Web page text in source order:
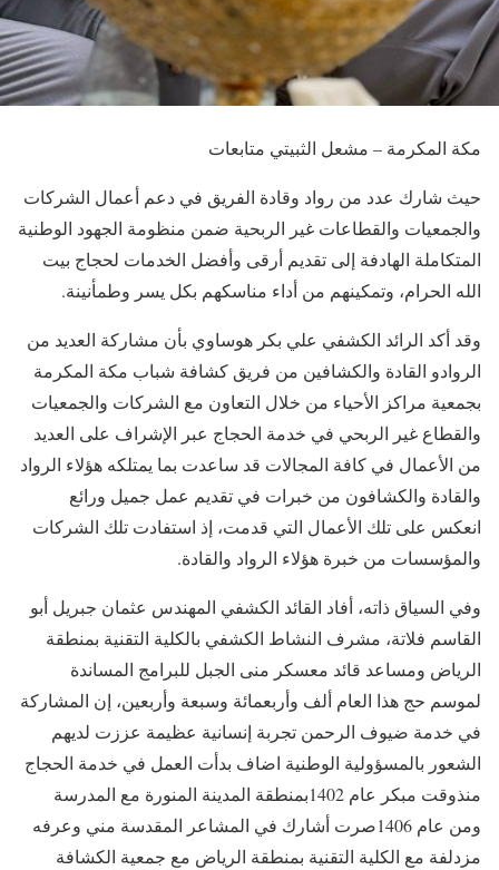
مكة المكرمة – مشعل الثبيتي متابعات
حيث شارك عدد من رواد وقادة الفريق في دعم أعمال الشركات
والجمعيات والقطاعات غير الربحية ضمن منظومة الجهود الوطنية
المتكاملة الهادفة إلى تقديم أرقى وأفضل الخدمات لحجاج بيت
الله الحرام، وتمكينهم من أداء مناسكهم بكل يسر وطمأنينة.
​وقد أكد الرائد الكشفي علي بكر هوساوي بأن مشاركة العديد من
الروادو القادة والكشافين من فريق كشافة شباب مكة المكرمة
بجمعية مراكز الأحياء من خلال التعاون مع الشركات والجمعيات
والقطاع غير الربحي في خدمة الحجاج عبر الإشراف على العديد
من الأعمال في كافة المجالات قد ساعدت بما يمتلكه هؤلاء الرواد
والقادة والكشافون من خبرات في تقديم عمل جميل ورائع
انعكس على تلك الأعمال التي قدمت، إذ استفادت تلك الشركات
والمؤسسات من خبرة هؤلاء الرواد والقادة.
​وفي السياق ذاته، أفاد القائد الكشفي المهندس عثمان جبريل أبو
القاسم فلاتة، مشرف النشاط الكشفي بالكلية التقنية بمنطقة
الرياض ومساعد قائد معسكر منى الجبل للبرامج المساندة
لموسم حج هذا العام ألف وأربعمائة وسبعة وأربعين، إن المشاركة
في خدمة ضيوف الرحمن تجربة إنسانية عظيمة عززت لديهم
الشعور بالمسؤولية الوطنية اضاف بدأت العمل في خدمة الحجاج
منذوقت مبكر عام 1402بمنطقة المدينة المنورة مع المدرسة
ومن عام 1406صرت أشارك في المشاعر المقدسة مني وعرفه
مزدلفة مع الكلية التقنية بمنطقة الرياض مع جمعية الكشافة